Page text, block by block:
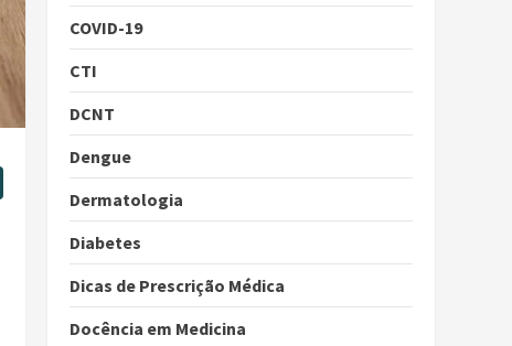
COVID-19
CTI
DCNT
Dengue
Dermatologia
Diabetes
Dicas de Prescrição Médica
Docência em Medicina